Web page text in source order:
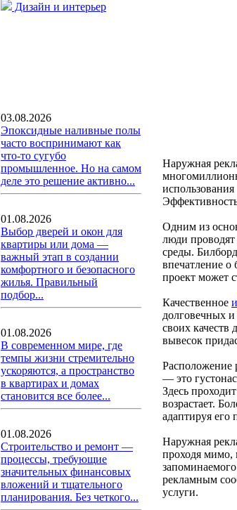
Дизайн и интерьер
03.08.2026
Эпоксидные наливные полы
часто воспринимают как
что-то сугубо
промышленное. Но на самом
деле это решение активно...
01.08.2026
Выбор дверей и окон для
квартиры или дома —
важный этап в создании
комфортного и безопасного
жилья. Правильный
подбор...
01.08.2026
В современном мире, где
темпы жизни стремительно
ускоряются, а пространство
в квартирах и домах
становится все более...
01.08.2026
Строительство и ремонт —
процессы, требующие
значительных финансовых
вложений и тщательного
планирования. Без четкого...
Наружная
Одним из
люди проводят
среды.
впечатление
проект может
Качественное
долговечных и
своих
вывесок
Расположение
— это
Здесь
возрастает.
адаптируя
Наружная
проходя мимо,
рекламным
услуги.